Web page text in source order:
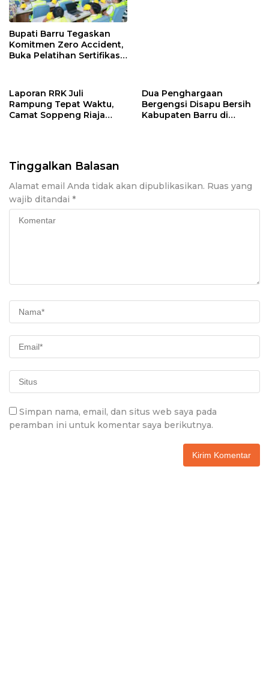
Bupati Barru Tegaskan
Komitmen Zero Accident,
Buka Pelatihan Sertifikasi
Laporan RRK Juli
Rampung Tepat Waktu,
Camat Soppeng Riaja
Dua Penghargaan
Bergengsi Disapu Bersih
Kabupaten Barru di
Tinggalkan Balasan
Alamat email Anda tidak akan dipublikasikan. Ruas yang
wajib ditandai *
Simpan nama, email, dan situs web saya pada
peramban ini untuk komentar saya berikutnya.